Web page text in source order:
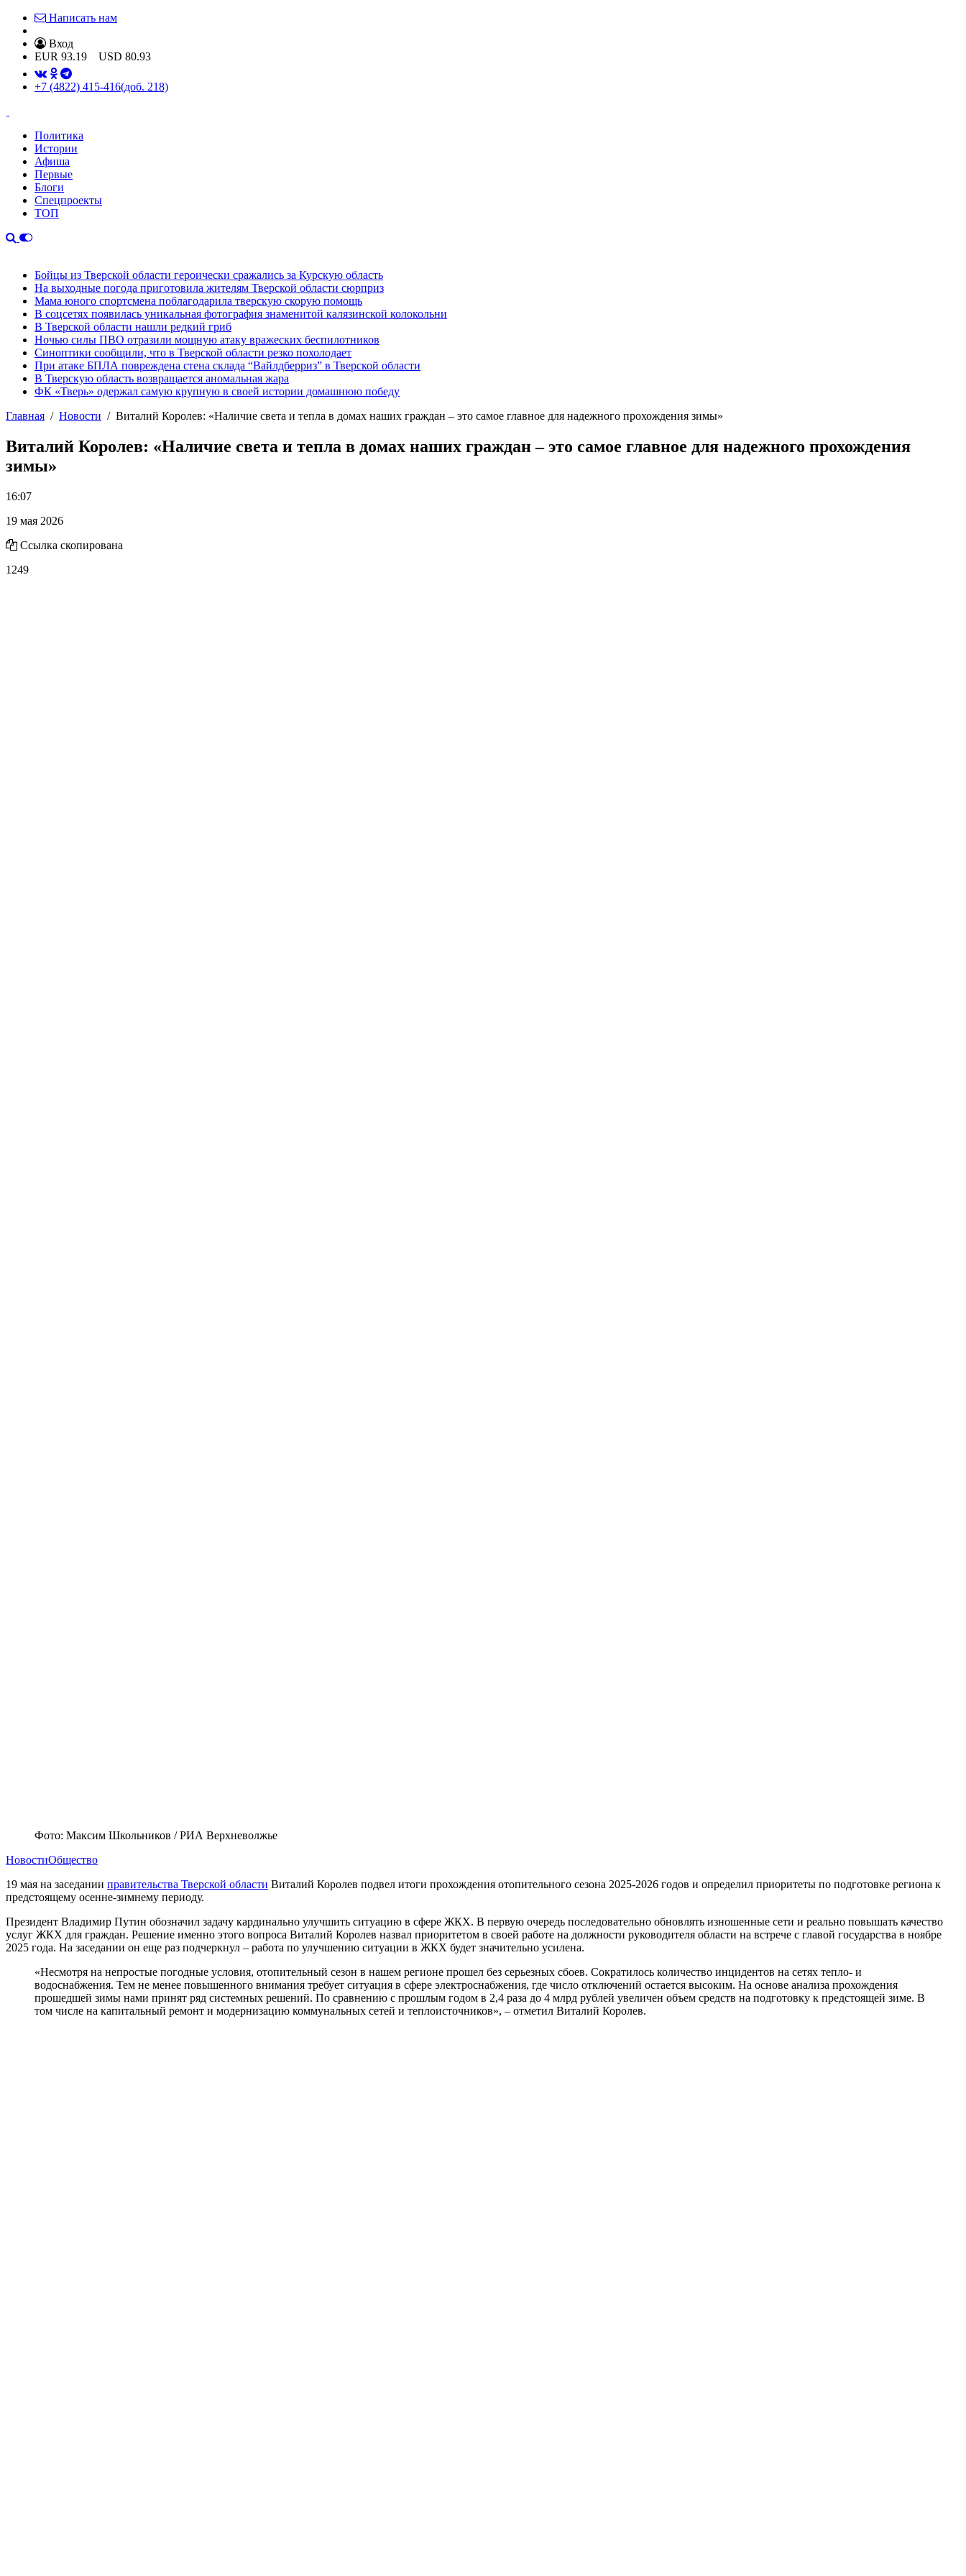
Написать нам
Вход
EUR 93.19 USD 80.93
+7 (4822) 415-416(доб. 218)
Политика
Истории
Афиша
Первые
Блоги
Спецпроекты
ТОП
Бойцы из Тверской области героически сражались за Курскую область
На выходные погода приготовила жителям Тверской области сюрприз
Мама юного спортсмена поблагодарила тверскую скорую помощь
В соцсетях появилась уникальная фотография знаменитой калязинской колокольни
В Тверской области нашли редкий гриб
Ночью силы ПВО отразили мощную атаку вражеских беспилотников
Синоптики сообщили, что в Тверской области резко похолодает
При атаке БПЛА повреждена стена склада “Вайлдберриз” в Тверской области
В Тверскую область возвращается аномальная жара
ФК «Тверь» одержал самую крупную в своей истории домашнюю победу
Главная
Новости Виталий Королев: «Наличие света и тепла в домах наших граждан – это самое главное для надежного прохождения зимы»
Виталий Королев: «Наличие света и тепла в домах наших граждан – это самое главное для надежного прохождения
зимы»
16:07
19 мая 2026
Ссылка скопирована
1249
Фото: Максим Школьников / РИА Верхневолжье
НовостиОбщество
19 мая на заседании правительства Тверской области Виталий Королев подвел итоги прохождения отопительного сезона 2025-2026 годов и определил приоритеты по подготовке региона к
предстоящему осенне-зимнему периоду.
Президент Владимир Путин обозначил задачу кардинально улучшить ситуацию в сфере ЖКХ. В первую очередь последовательно обновлять изношенные сети и реально повышать качество
услуг ЖКХ для граждан. Решение именно этого вопроса Виталий Королев назвал приоритетом в своей работе на должности руководителя области на встрече с главой государства в ноябре
2025 года. На заседании он еще раз подчеркнул – работа по улучшению ситуации в ЖКХ будет значительно усилена.
«Несмотря на непростые погодные условия, отопительный сезон в нашем регионе прошел без серьезных сбоев. Сократилось количество инцидентов на сетях тепло- и
водоснабжения. Тем не менее повышенного внимания требует ситуация в сфере электроснабжения, где число отключений остается высоким. На основе анализа прохождения
прошедшей зимы нами принят ряд системных решений. По сравнению с прошлым годом в 2,4 раза до 4 млрд рублей увеличен объем средств на подготовку к предстоящей зиме. В
том числе на капитальный ремонт и модернизацию коммунальных сетей и теплоисточников», – отметил Виталий Королев.